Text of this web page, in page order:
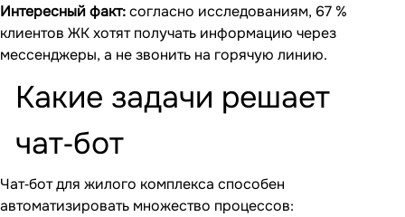
Интересный факт:согласно исследованиям, 67 %
клиентов ЖК хотят получать информацию через
мессенджеры, а не звонить на горячую линию.
Какие задачи решает
чат‐бот
Чат‐бот для жилого комплекса способен
автоматизировать множество процессов: